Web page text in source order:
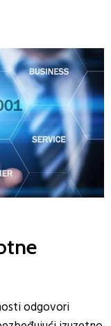
odgovori